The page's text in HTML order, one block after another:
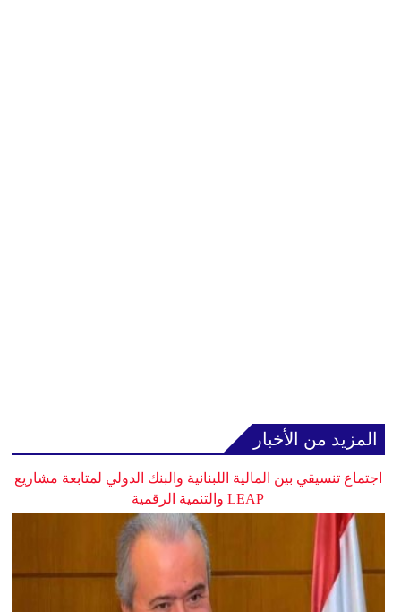
المزيد من الأخبار
اجتماع تنسيقي بين المالية اللبنانية والبنك الدولي لمتابعة مشاريع
LEAP والتنمية الرقمية